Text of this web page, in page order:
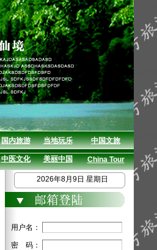
国内旅游 当地玩乐 中国文旅
中医文化 美丽中国
China Tour
2026年8月9日 星期日
用户名：
密 码：